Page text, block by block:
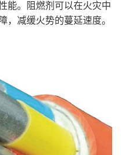
能。阻燃剂可以在火灾中
，减缓火势的蔓延速度。